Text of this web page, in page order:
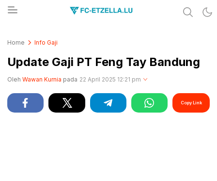
Home Info Gaji
Update Gaji PT Feng Tay Bandung
Oleh Wawan Kurnia pada 22 April 2025 12:21 pm
Copy Link